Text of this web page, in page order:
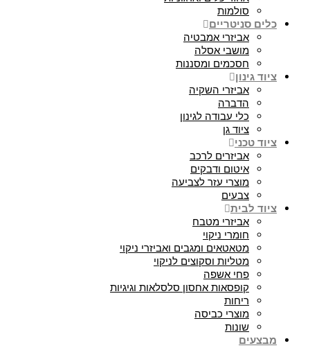
סולמות
כלים סניטריים
אביזרי אמבטיה
מושבי אסלה
חסכמים ומסננות
ציוד גינון
אביזרי השקיה
הדברה
כלי עבודה לגינון
ציוד גן
ציוד טכני
אביזרים לרכב
איטום ודבקים
מוצרי עזר לצביעה
צבעים
ציוד לבית
אביזרי מטבח
חומרי ניקוי
מטאטאים ומגבים ואביזרי ניקוי
מטליות וסקוצים לניקוי
פחי אשפה
קופסאות אחסון סלסלאות וגיגיות
ריחות
מוצרי כביסה
שונות
מבצעים